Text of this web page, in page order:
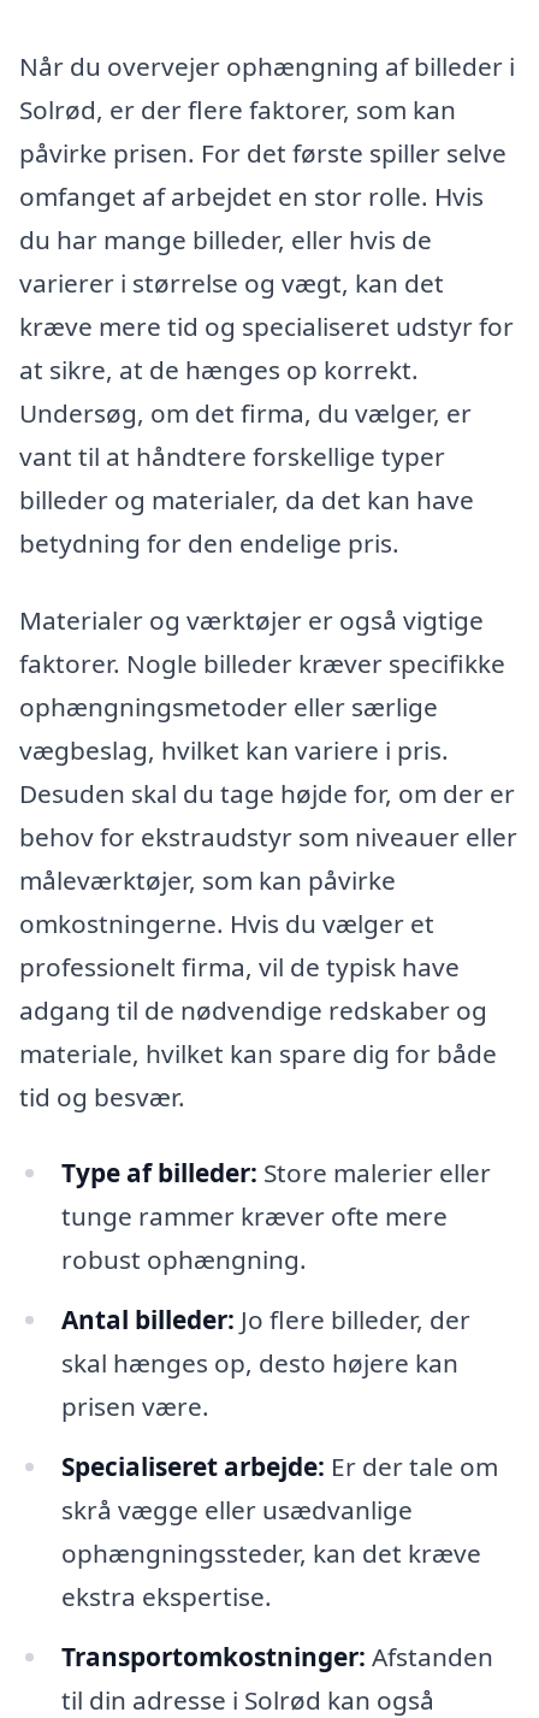
Når du overvejer ophængning af billeder i
Solrød, er der flere faktorer, som kan
påvirke prisen. For det første spiller selve
omfanget af arbejdet en stor rolle. Hvis
du har mange billeder, eller hvis de
varierer i størrelse og vægt, kan det
kræve mere tid og specialiseret udstyr for
at sikre, at de hænges op korrekt.
Undersøg, om det firma, du vælger, er
vant til at håndtere forskellige typer
billeder og materialer, da det kan have
betydning for den endelige pris.
Materialer og værktøjer er også vigtige
faktorer. Nogle billeder kræver specifikke
ophængningsmetoder eller særlige
vægbeslag, hvilket kan variere i pris.
Desuden skal du tage højde for, om der er
behov for ekstraudstyr som niveauer eller
måleværktøjer, som kan påvirke
omkostningerne. Hvis du vælger et
professionelt firma, vil de typisk have
adgang til de nødvendige redskaber og
materiale, hvilket kan spare dig for både
tid og besvær.
Type af billeder: Store malerier eller
tunge rammer kræver ofte mere
robust ophængning.
Antal billeder: Jo flere billeder, der
skal hænges op, desto højere kan
prisen være.
Specialiseret arbejde: Er der tale om
skrå vægge eller usædvanlige
ophængningssteder, kan det kræve
ekstra ekspertise.
Transportomkostninger: Afstanden
til din adresse i Solrød kan også